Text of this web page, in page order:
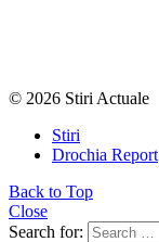
© 2026 Stiri Actuale
Stiri
Drochia Report
Back to Top
Close
Search for: